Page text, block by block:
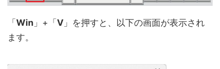
「 Win 」+「 V 」を押すと、以下の画面が表示され
ます。